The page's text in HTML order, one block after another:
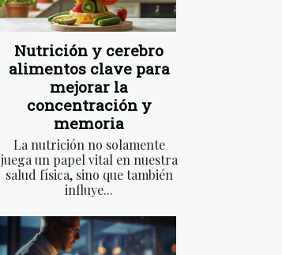
Nutrición y cerebro
alimentos clave para
mejorar la
concentración y
memoria
La nutrición no solamente
juega un papel vital en nuestra
salud física, sino que también
influye...